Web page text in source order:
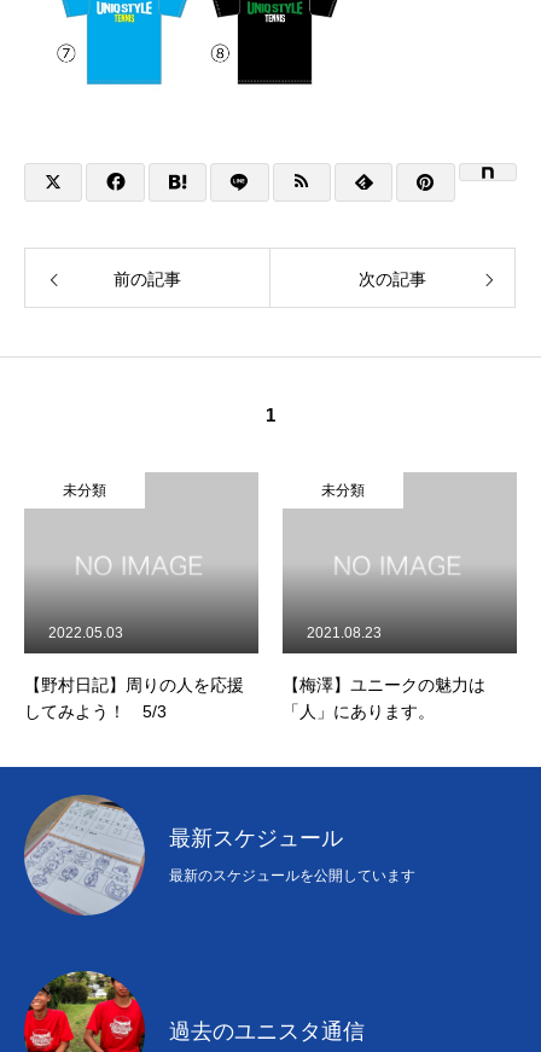
前の記事 次の記事
1
未分類
【野村日記】周りの人を応援
してみよう！ 5/3
2022.05.03
未分類
【梅澤】ユニークの魅力は
「人」にあります。
2021.08.23
最新スケジュール
最新のスケジュールを公開しています
過去のユニスタ通信